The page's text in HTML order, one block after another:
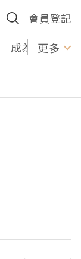
會員登記
成為U更多